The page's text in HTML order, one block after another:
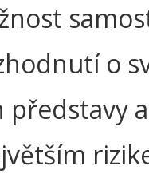
o
představy